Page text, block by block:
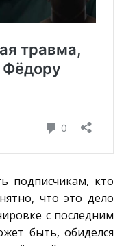
подписчикам, кто
что это дело
с последним
быть, обиделся